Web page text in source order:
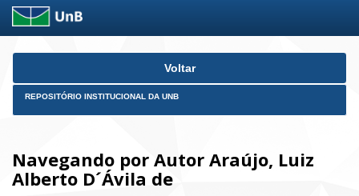
Skip
Voltar
REPOSITÓRIO INSTITUCIONAL DA UNB
Navegando por Autor Araújo, Luiz
Alberto D´Ávila de